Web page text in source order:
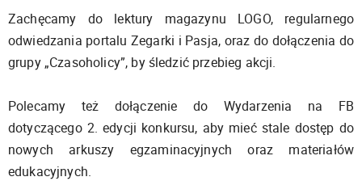
Zachęcamy do lektury magazynu LOGO, regularnego
odwiedzania portalu Zegarki i Pasja, oraz do dołączenia do
grupy „Czasoholicy”, by śledzić przebieg akcji.
Polecamy też dołączenie do Wydarzenia na FB
dotyczącego 2. edycji konkursu, aby mieć stale dostęp do
nowych arkuszy egzaminacyjnych oraz materiałów
edukacyjnych.